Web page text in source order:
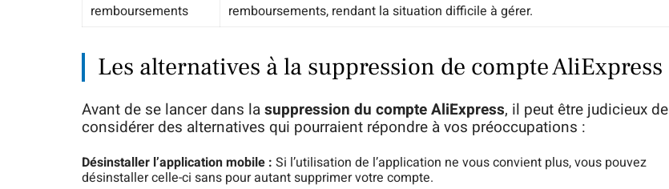
remboursements
remboursements, rendant la situation difficile à gérer.
Les alternatives à la suppression de compte AliExpress
Avant de se lancer dans lasuppression du compte AliExpress, il peut être judicieux de
considérer des alternatives qui pourraient répondre à vos préoccupations :
Désinstaller l’application mobile : Si l’utilisation de l’application ne vous convient plus, vous pouvez
désinstaller celle-ci sans pour autant supprimer votre compte.